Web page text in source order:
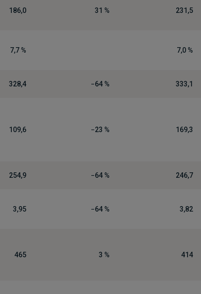
186,0 31 % 231,5
7,7 % 7,0 %
328,4 −64 % 333,1
109,6 −23 % 169,3
254,9 −64 % 246,7
3,95 −64 % 3,82
465 3 % 414